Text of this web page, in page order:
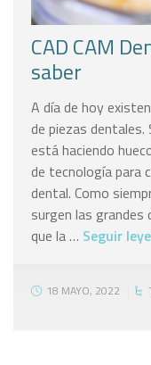
CAD CAM
saber
A día de hoy
de piezas
está haciendo
de tecnología para
dental. Como
surgen las grandes
que la … Seguir
18 MAYO, 2022